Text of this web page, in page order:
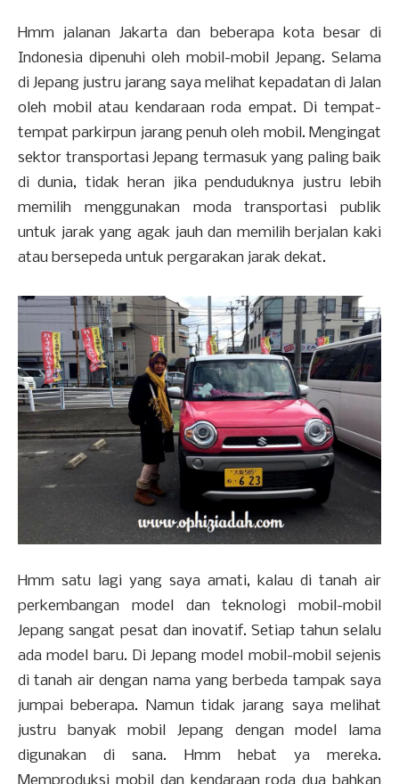
Hmm jalanan Jakarta dan beberapa kota besar di
Indonesia dipenuhi oleh mobil-mobil Jepang. Selama
di Jepang justru jarang saya melihat kepadatan di Jalan
oleh mobil atau kendaraan roda empat. Di tempat-
tempat parkirpun jarang penuh oleh mobil. Mengingat
sektor transportasi Jepang termasuk yang paling baik
di dunia, tidak heran jika penduduknya justru lebih
memilih menggunakan moda transportasi publik
untuk jarak yang agak jauh dan memilih berjalan kaki
atau bersepeda untuk pergarakan jarak dekat.
Hmm satu lagi yang saya amati, kalau di tanah air
perkembangan model dan teknologi mobil-mobil
Jepang sangat pesat dan inovatif. Setiap tahun selalu
ada model baru. Di Jepang model mobil-mobil sejenis
di tanah air dengan nama yang berbeda tampak saya
jumpai beberapa. Namun tidak jarang saya melihat
justru banyak mobil Jepang dengan model lama
digunakan di sana. Hmm hebat ya mereka.